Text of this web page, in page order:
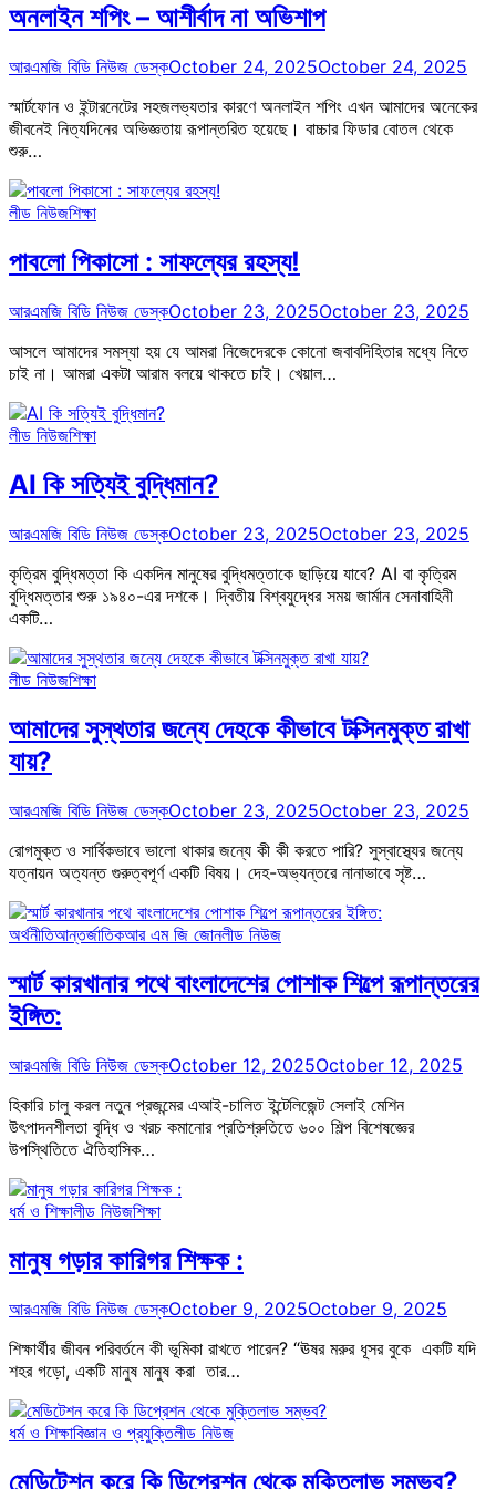
অনলাইন শপিং – আশীর্বাদ না অভিশাপ
আরএমজি বিডি নিউজ ডেস্কOctober 24, 2025October 24, 2025
স্মার্টফোন ও ইন্টারনেটের সহজলভ্যতার কারণে অনলাইন শপিং এখন আমাদের অনেকের
জীবনেই নিত্যদিনের অভিজ্ঞতায় রূপান্তরিত হয়েছে। বাচ্চার ফিডার বোতল থেকে
শুরু…
লীড নিউজশিক্ষা
পাবলো পিকাসো : সাফল্যের রহস্য!
আরএমজি বিডি নিউজ ডেস্কOctober 23, 2025October 23, 2025
আসলে আমাদের সমস্যা হয় যে আমরা নিজেদেরকে কোনো জবাবদিহিতার মধ্যে নিতে
চাই না। আমরা একটা আরাম বলয়ে থাকতে চাই। খেয়াল…
লীড নিউজশিক্ষা
AI কি সত্যিই বুদ্ধিমান?
আরএমজি বিডি নিউজ ডেস্কOctober 23, 2025October 23, 2025
কৃত্রিম বুদ্ধিমত্তা কি একদিন মানুষের বুদ্ধিমত্তাকে ছাড়িয়ে যাবে? AI বা কৃত্রিম
বুদ্ধিমত্তার শুরু ১৯৪০-এর দশকে। দ্বিতীয় বিশ্বযুদ্ধের সময় জার্মান সেনাবাহিনী
একটি…
লীড নিউজশিক্ষা
আমাদের সুস্থতার জন্যে দেহকে কীভাবে টক্সিনমুক্ত রাখা
যায়?
আরএমজি বিডি নিউজ ডেস্কOctober 23, 2025October 23, 2025
রোগমুক্ত ও সার্বিকভাবে ভালো থাকার জন্যে কী কী করতে পারি? সুস্বাস্থ্যের জন্যে
যত্নায়ন অত্যন্ত গুরুত্বপূর্ণ একটি বিষয়। দেহ-অভ্যন্তরে নানাভাবে সৃষ্ট…
অর্থনীতিআন্তর্জাতিকআর এম জি জোনলীড নিউজ
স্মার্ট কারখানার পথে বাংলাদেশের পোশাক শিল্পে রূপান্তরের
ইঙ্গিত:
আরএমজি বিডি নিউজ ডেস্কOctober 12, 2025October 12, 2025
হিকারি চালু করল নতুন প্রজন্মের এআই-চালিত ইন্টেলিজেন্ট সেলাই মেশিন
উৎপাদনশীলতা বৃদ্ধি ও খরচ কমানোর প্রতিশ্রুতিতে ৬০০ শিল্প বিশেষজ্ঞের
উপস্থিতিতে ঐতিহাসিক…
ধর্ম ও শিক্ষালীড নিউজশিক্ষা
মানুষ গড়ার কারিগর শিক্ষক :
আরএমজি বিডি নিউজ ডেস্কOctober 9, 2025October 9, 2025
শিক্ষার্থীর জীবন পরিবর্তনে কী ভূমিকা রাখতে পারেন? “ঊষর মরুর ধূসর বুকে একটি যদি
শহর গড়ো, একটি মানুষ মানুষ করা তার…
ধর্ম ও শিক্ষাবিজ্ঞান ও প্রযুক্তিলীড নিউজ
মেডিটেশন করে কি ডিপ্রেশন থেকে মুক্তিলাভ সম্ভব?